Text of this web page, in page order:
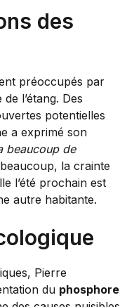
des
préoccupés par
l’étang. Des
potentielles
a exprimé son
beaucoup de
la crainte
l’été prochain est
autre habitante.
Pierre
du phosphore